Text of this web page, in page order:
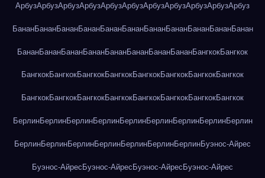
АрбузАрбузАрбузАрбузАрбузАрбузАрбузАрбузАрбузАрбузАрбуз
БананБананБананБананБананБананБананБананБананБананБанан
БананБананБананБананБананБананБананБананБангкокБангкок
БангкокБангкокБангкокБангкокБангкокБангкокБангкокБангкок
БангкокБангкокБангкокБангкокБангкокБангкокБангкокБангкок
БерлинБерлинБерлинБерлинБерлинБерлинБерлинБерлинБерлин
БерлинБерлинБерлинБерлинБерлинБерлинБерлинБуэнос-Айрес
Буэнос-АйресБуэнос-АйресБуэнос-АйресБуэнос-Айрес